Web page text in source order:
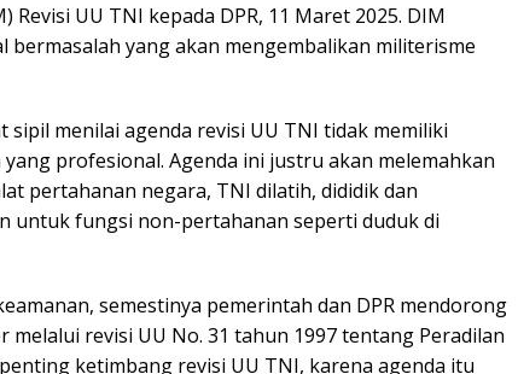
UU TNI kepada DPR, 11 Maret 2025. DIM
yang akan mengembalikan militerisme
sipil menilai agenda revisi UU TNI tidak memiliki
profesional. Agenda ini justru akan melemahkan
pertahanan negara, TNI dilatih, dididik dan
untuk fungsi non-pertahanan seperti duduk di
semestinya pemerintah dan DPR mendorong
revisi UU No. 31 tahun 1997 tentang Peradilan
ketimbang revisi UU TNI, karena agenda itu